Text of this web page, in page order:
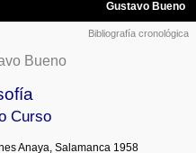
Bibliografía cronológica
Bueno
Curso
Anaya, Salamanca 1958